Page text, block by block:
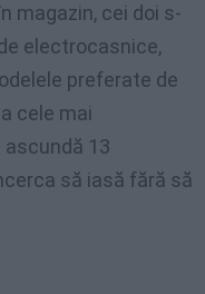
magazin, cei doi s-
electrocasnice,
preferate de
cele mai
13
să iasă fără să